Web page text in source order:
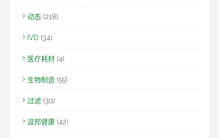
动态 (218)
IVD (34)
医疗耗材 (4)
生物制造 (55)
过滤 (30)
逗邦健康 (42)